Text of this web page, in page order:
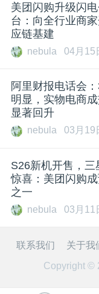
美团闪购升级闪
台：向全行业商
应链基建
nebula 04月15
阿里财报电话会
明显，实物电商
显著回升
nebula 03月19
S26新机开售，
惊喜：美团闪购
之一
nebula 03月11
联系我们 关于我
Copyright ©